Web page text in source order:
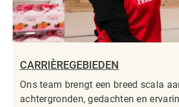
CARRIÈREGEBIEDEN
Ons team brengt een breed scala
achtergronden, gedachten en